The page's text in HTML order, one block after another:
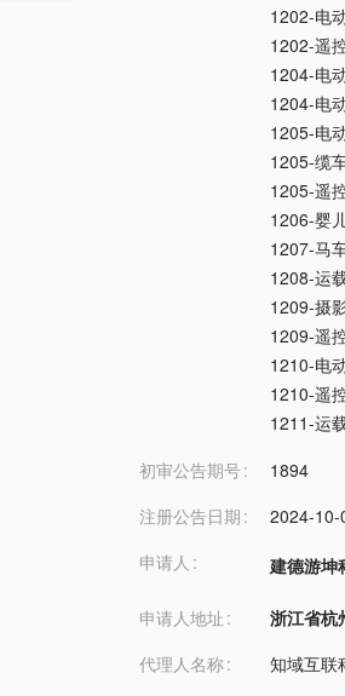
1202-电
1202-遥
1204-电
1204-电
1205-电
1205-缆
1205-遥
1206-婴
1207-马
1208-运
1209-摄
1209-遥
1210-电
1210-遥
1211-运
初审公告期号
1894
注册公告日期
2024-10-
申请人
建德游坤
申请人地址
浙江省杭
代理人名称
知域互联